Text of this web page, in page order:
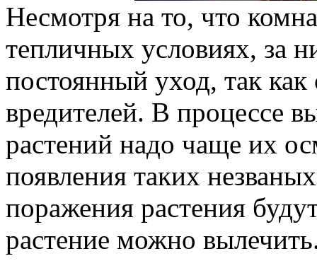
Несмотря на то, что
тепличных условиях, за
постоянный уход, так как
вредителей. В процессе
растений надо чаще их
появления таких
поражения растения
растение можно